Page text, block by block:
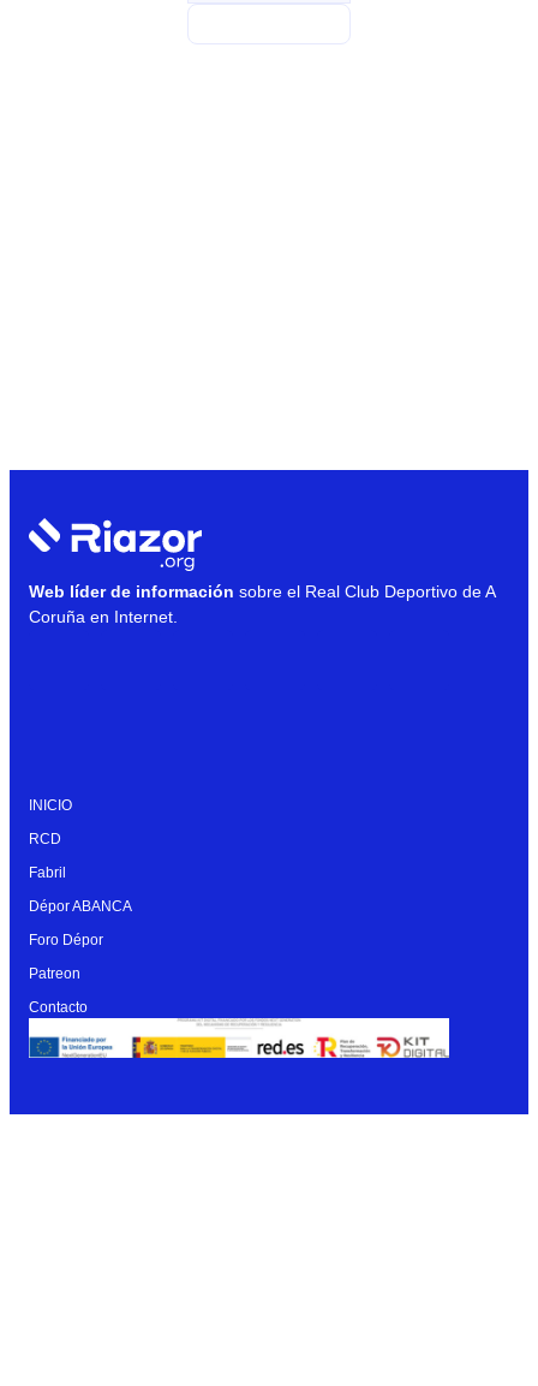
Web líder de información sobre el Real Club Deportivo de A
Coruña en Internet.
INICIO
RCD
Fabril
Dépor ABANCA
Foro Dépor
Patreon
Contacto